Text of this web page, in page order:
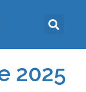
2025